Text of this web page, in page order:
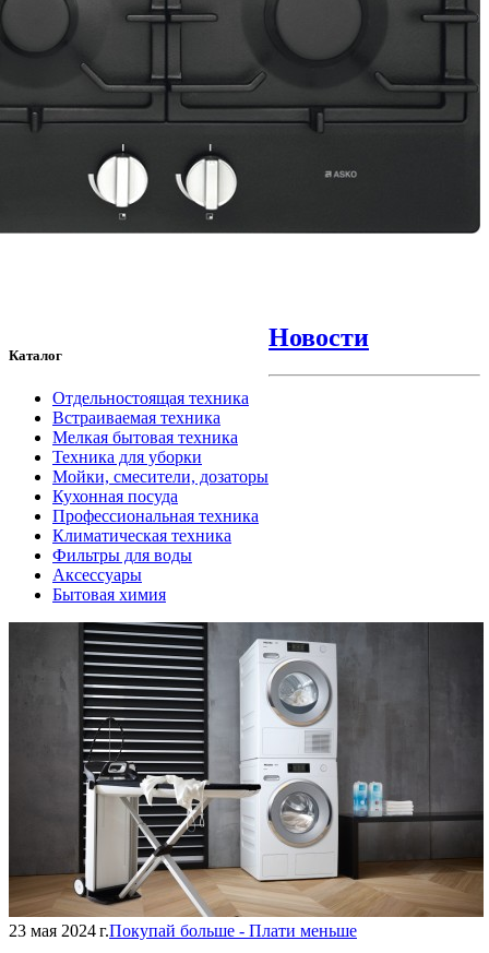
Каталог
Отдельностоящая техника
Встраиваемая техника
Мелкая бытовая техника
Техника для уборки
Мойки, смесители, дозаторы
Кухонная посуда
Профессиональная техника
Климатическая техника
Фильтры для воды
Аксессуары
Бытовая химия
Новости
23 мая 2024 г.Покупай больше - Плати меньше